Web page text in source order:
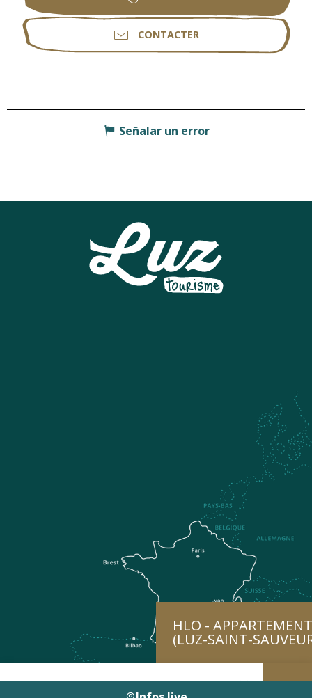
HLO -
(LUZ-SAINT-
CONTACTER
Señalar un error